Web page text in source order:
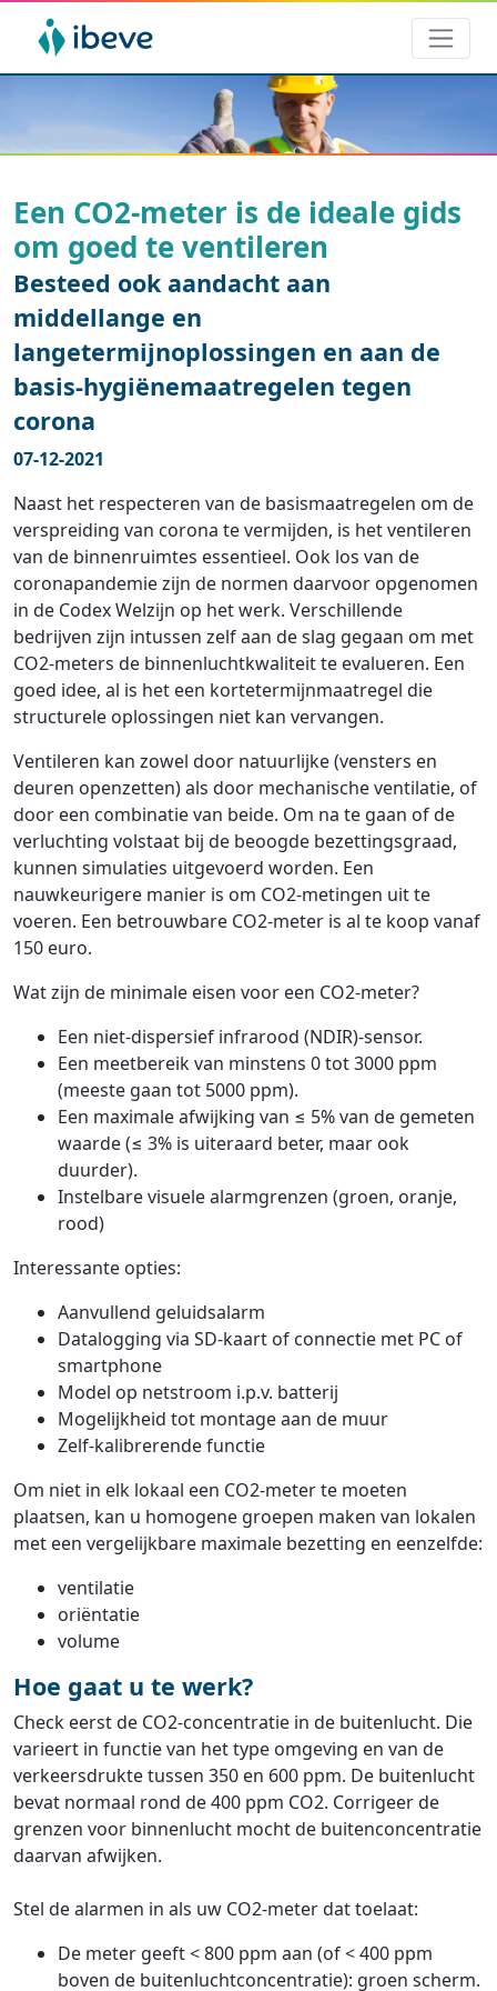
Een CO2-meter is de ideale gids
om goed te ventileren
Besteed ook aandacht aan
middellange en
langetermijnoplossingen en aan de
basis-hygiënemaatregelen tegen
corona
07-12-2021
Naast het respecteren van de basismaatregelen om de
verspreiding van corona te vermijden, is het ventileren
van de binnenruimtes essentieel. Ook los van de
coronapandemie zijn de normen daarvoor opgenomen
in de Codex Welzijn op het werk. Verschillende
bedrijven zijn intussen zelf aan de slag gegaan om met
CO2-meters de binnenluchtkwaliteit te evalueren. Een
goed idee, al is het een kortetermijnmaatregel die
structurele oplossingen niet kan vervangen.
Ventileren kan zowel door natuurlijke (vensters en
deuren openzetten) als door mechanische ventilatie, of
door een combinatie van beide. Om na te gaan of de
verluchting volstaat bij de beoogde bezettingsgraad,
kunnen simulaties uitgevoerd worden. Een
nauwkeurigere manier is om CO2-metingen uit te
voeren. Een betrouwbare CO2-meter is al te koop vanaf
150 euro.
Wat zijn de minimale eisen voor een CO2-meter?
Een niet-dispersief infrarood (NDIR)-sensor.
Een meetbereik van minstens 0 tot 3000 ppm
(meeste gaan tot 5000 ppm).
Een maximale afwijking van ≤ 5% van de gemeten
waarde (≤ 3% is uiteraard beter, maar ook
duurder).
Instelbare visuele alarmgrenzen (groen, oranje,
rood)
Interessante opties:
Aanvullend geluidsalarm
Datalogging via SD-kaart of connectie met PC of
smartphone
Model op netstroom i.p.v. batterij
Mogelijkheid tot montage aan de muur
Zelf-kalibrerende functie
Om niet in elk lokaal een CO2-meter te moeten
plaatsen, kan u homogene groepen maken van lokalen
met een vergelijkbare maximale bezetting en eenzelfde:
ventilatie
oriëntatie
volume
Hoe gaat u te werk?
Check eerst de CO2-concentratie in de buitenlucht. Die
varieert in functie van het type omgeving en van de
verkeersdrukte tussen 350 en 600 ppm. De buitenlucht
bevat normaal rond de 400 ppm CO2. Corrigeer de
grenzen voor binnenlucht mocht de buitenconcentratie
daarvan afwijken.
Stel de alarmen in als uw CO2-meter dat toelaat:
De meter geeft < 800 ppm aan (of < 400 ppm
boven de buitenluchtconcentratie): groen scherm.